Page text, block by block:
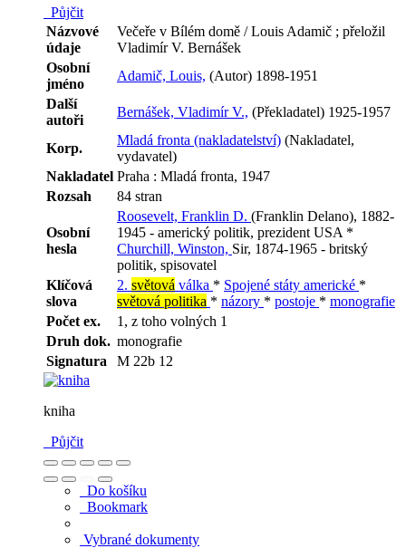
Půjčit
Názvové
údaje
Večeře v Bílém domě / Louis Adamič ; přeložil
Vladimír V. Bernášek
Osobní
jméno
Adamič, Louis, (Autor) 1898-1951
Další
autoři
Bernášek, Vladimír V., (Překladatel) 1925-1957
Korp.
Mladá fronta (nakladatelství) (Nakladatel,
vydavatel)
Nakladatel Praha : Mladá fronta, 1947
Rozsah
84 stran
Osobní
hesla
Roosevelt, Franklin D. (Franklin Delano), 1882-
1945 - americký politik, prezident USA *
Churchill, Winston, Sir, 1874-1965 - britský
politik, spisovatel
Klíčová
slova
2. světová válka * Spojené státy americké *
světová politika * názory * postoje * monografie
Počet ex.
1, z toho volných 1
Druh dok. monografie
Signatura
M 22b 12
kniha
Půjčit
Do košíku
Bookmark
Vybrané dokumenty